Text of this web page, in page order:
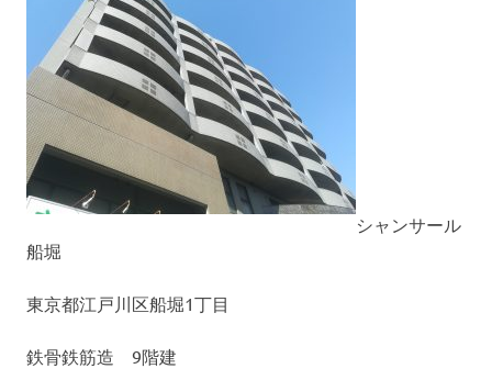
シャンサール
船堀
東京都江戸川区船堀1丁目
鉄骨鉄筋造 9階建